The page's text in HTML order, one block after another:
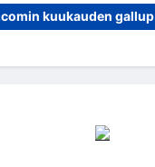
kuukauden gallup